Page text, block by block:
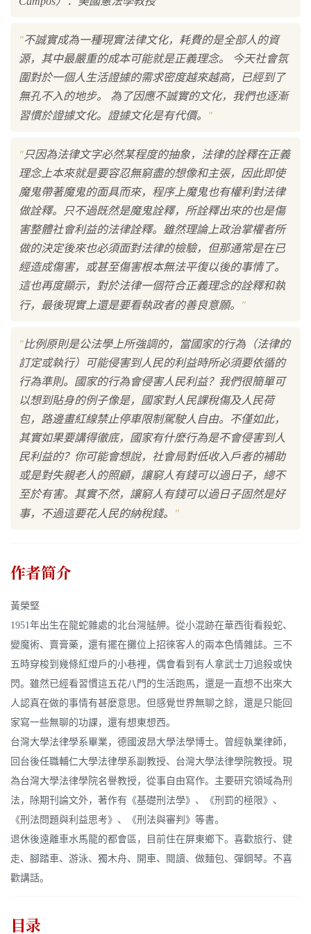
"不誠實成為一種現實法律文化，耗費的是全部人的資
源，其中最嚴重的成本可能就是正義理念。 今天社會氛
圍對於一個人生活證據的需求密度越來越高，已經到了
無孔不入的地步。 為了因應不誠實的文化，我們也逐漸
習慣於證據文化。證據文化是有代價。
"
"只因為法律文字必然某程度的抽象，法律的詮釋在正義
理念上本來就是要容忍無窮盡的想像和主張，因此即使
魔鬼帶著魔鬼的面具而來，程序上魔鬼也有權利對法律
做詮釋。只不過既然是魔鬼詮釋，所詮釋出來的也是傷
害整體社會利益的法律詮釋。雖然理論上政治掌權者所
做的決定後來也必須面對法律的檢驗，但那通常是在已
經造成傷害，或甚至傷害根本無法平復以後的事情了。
這也再度顯示，對於法律一個符合正義理念的詮釋和執
行，最後現實上還是要看執政者的善良意願。
"
"比例原則是公法學上所強調的，當國家的行為（法律的
訂定或執行）可能侵害到人民的利益時所必須要依循的
行為準則。國家的行為會侵害人民利益？我們很簡單可
以想到貼身的例子像是，國家對人民課稅傷及人民荷
包，路邊畫紅線禁止停車限制駕駛人自由。不僅如此，
其實如果要講得徹底，國家有什麼行為是不會侵害到人
民利益的？你可能會想說，社會局對低收入戶者的補助
或是對失親老人的照顧，讓窮人有錢可以過日子，總不
至於有害。其實不然，讓窮人有錢可以過日子固然是好
事，不過這要花人民的納稅錢。
"
作者简介
黃榮堅
1951年出生在龍蛇雜處的北台灣艋舺。從小混跡在華西街看殺蛇、
變魔術、賣膏藥，還有擺在攤位上招徠客人的兩本色情雜誌。三不
五時穿梭到幾條紅燈戶的小巷裡，偶會看到有人拿武士刀追殺或快
閃。雖然已經看習慣這五花八門的生活跑馬，還是一直想不出來大
人認真在做的事情有甚麼意思。但感覺世界無聊之餘，還是只能回
家寫一些無聊的功課，還有想東想西。
台灣大學法律學系畢業，德國波昂大學法學博士。曾經執業律師，
回台後任職輔仁大學法律學系副教授、台灣大學法律學院教授。現
為台灣大學法律學院名譽教授，從事自由寫作。主要研究領域為刑
法，除期刊論文外，著作有《基礎刑法學》、《刑罰的極限》、
《刑法問題與利益思考》、《刑法與審判》等書。
退休後遠離車水馬龍的都會區，目前住在屏東鄉下。喜歡旅行、健
走、腳踏車、游泳、獨木舟、開車、閱讀、做麵包、彈鋼琴。不喜
歡講話。
目录